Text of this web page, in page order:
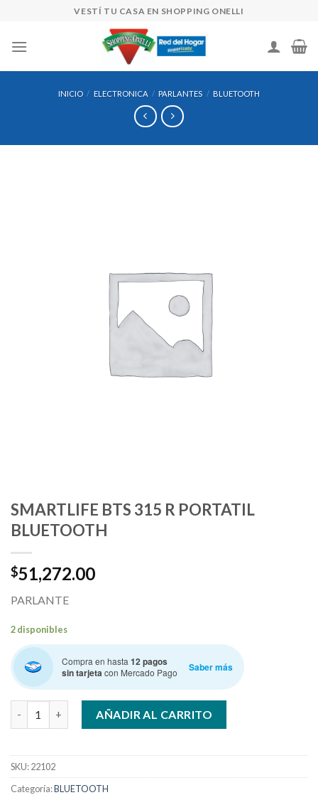
content
VESTÍ TU CASA EN SHOPPING ONELLI
INICIO / ELECTRONICA / PARLANTES / BLUETOOTH
SMARTLIFE BTS 315 R PORTATIL
BLUETOOTH
$51,272.00
PARLANTE
2 disponibles
Compra en hasta 12 pagos
sin tarjetacon Mercado Pago Saber más
SMARTLIFE BTS 315 R PORTATIL BLUETOOTH cantidad
AÑADIR AL CARRITO
SKU:22102
Categoría:BLUETOOTH